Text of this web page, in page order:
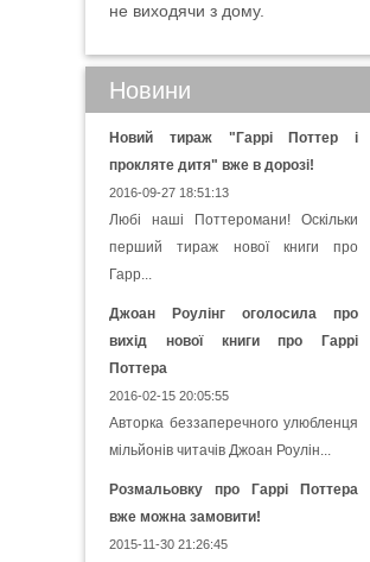
не виходячи з дому.
Новини
Новий тираж "Гаррі Поттер і
прокляте дитя" вже в дорозі!
2016-09-27 18:51:13
Любі наші Поттеромани! Оскільки
перший тираж нової книги про
Гарр...
Джоан Роулінг оголосила про
вихід нової книги про Гаррі
Поттера
2016-02-15 20:05:55
Авторка беззаперечного улюбленця
мільйонів читачів Джоан Роулін...
Розмальовку про Гаррі Поттера
вже можна замовити!
2015-11-30 21:26:45